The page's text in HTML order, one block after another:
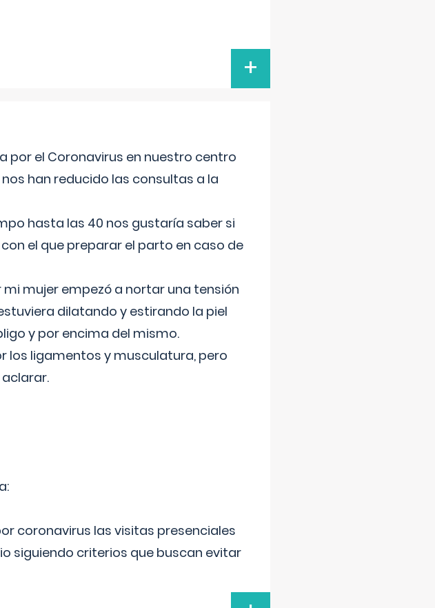
+
por el Coronavirus en nuestro centro
han reducido las consultas a la
hasta las 40 nos gustaría saber si
el que preparar el parto en caso de
mujer empezó a nortar una tensión
dilatando y estirando la piel
y por encima del mismo.
los ligamentos y musculatura, pero
coronavirus las visitas presenciales
siguiendo criterios que buscan evitar